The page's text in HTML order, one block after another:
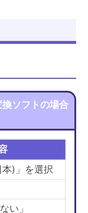
本)」を選択
い」
換ソフトの場合